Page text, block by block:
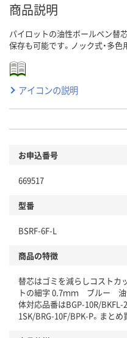
商品説明
パイロットの油性ボールペン替
保存も可能です。ノック式・多色
アイコンの説明
お申込番号
669517
型番
BSRF-6F-L
商品の特徴
替芯はゴミを減らしコストカ
トの細字 0.7ｍｍ ブルー 油
体対応品番はBGP-10R/
1SK/BRG-10F/BPK-P。まとめ